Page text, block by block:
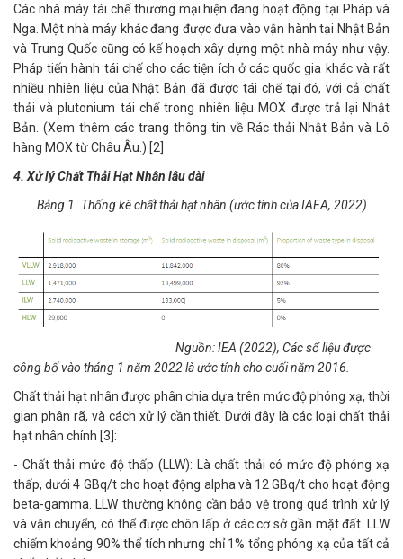
Các nhà máy tái chế thương mại hiện đang hoạt động tại Pháp và
Nga. Một nhà máy khác đang được đưa vào vận hành tại Nhật Bản
và Trung Quốc cũng có kế hoạch xây dựng một nhà máy như vậy.
Pháp tiến hành tái chế cho các tiện ích ở các quốc gia khác và rất
nhiều nhiên liệu của Nhật Bản đã được tái chế tại đó, với cả chất
thải và plutonium tái chế trong nhiên liệu MOX được trả lại Nhật
Bản. (Xem thêm các trang thông tin về Rác thải Nhật Bản và Lô
hàng MOX từ Châu Âu.) [2]
4. Xử lý Chất Thải Hạt Nhân lâu dài
Bảng 1. Thống kê chất thải hạt nhân (ước tính của IAEA, 2022)
Nguồn: IEA (2022), Các số liệu được
công bố vào tháng 1 năm 2022 là ước tính cho cuối năm 2016.
Chất thải hạt nhân được phân chia dựa trên mức độ phóng xạ, thời
gian phân rã, và cách xử lý cần thiết. Dưới đây là các loại chất thải
hạt nhân chính [3]:
- Chất thải mức độ thấp (LLW): Là chất thải có mức độ phóng xạ
thấp, dưới 4 GBq/t cho hoạt động alpha và 12 GBq/t cho hoạt động
beta-gamma. LLW thường không cần bảo vệ trong quá trình xử lý
và vận chuyển, có thể được chôn lấp ở các cơ sở gần mặt đất. LLW
chiếm khoảng 90% thể tích nhưng chỉ 1% tổng phóng xạ của tất cả